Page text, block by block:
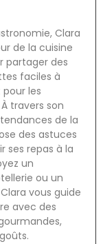
Clara
de la cuisine
partager des
faciles à
les
travers son
de la
des astuces
ses repas à la
un
ou un
vous guide
avec des